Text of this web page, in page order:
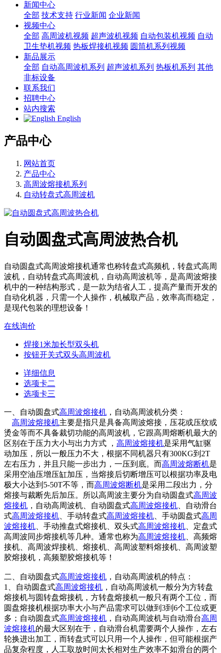
新闻中心
全部 技术支持 行业新闻 企业新闻
视频中心
全部 高周波机视频 超声波机视频 自动包装机视频 自动
卫生垫机视频 热板焊接机视频 圆筒机系列视频
新品展示
全部 自动高周波机系列 超声波机系列 热板机系列 其他
非标设备
联系我们
招聘中心
站内搜索
English
产品中心
网站首页
产品中心
高周波熔接机系列
自动转盘式高周波机
自动圆盘式高周波热合机
自动圆盘式高周波熔接机通常也称转盘式高频机，转盘式高周
波机，自动转盘式高周波机，自动高周波机等，是高周波熔接
机中的一种结构形式，是一款为结省人工，提高产量而开发的
自动化机器，只需一个人操作，机械取产品，效率高而稳定，
是现代包装的理想设备！
在线询价
焊接1米加长型双头机
按钮开关式双头高周波机
详细信息
选项卡二
选项卡三
一、自动圆盘式高周波熔接机 ，自动高周波机分类：
高周波熔接机主要是指只是具备高周波熔接，压花或压纹或
烫金等而不具备裁切功能的高周波机，它跟高周熔断机最大的
区别在于压力大小与出力方式 ， 高周波熔接机是采用气缸驱
动加压，所以一般压力不大，根据不同机器只有300KG到2T
左右压力，并且只能一步出力，一压到底。而高周波熔断机是
采用空油压增压缸加压，当熔接后切断增压可以根据功率及电
极大小达到5-50T不等，而高周波熔断机是采用二段出力，分
熔接与裁断先后加压。所以高周波主要分为自动圆盘式高周波
熔接机 ，自动高周波机、自动圆盘式高周波熔接机 、自动滑台
式高周波熔接机 、手动转盘式高周波熔接机 、手动圆盘式高周
波熔接机 、手动推盘式熔接机、双头式高周波熔接机 、定盘式
高周波同步熔接机等几种。通常也称为高周波熔接机 、高频熔
接机、高周波焊接机、熔接机、高周波塑料熔接机、高周波塑
胶熔接机，高频塑胶熔接机等！
二、自动圆盘式高周波熔接机 ，自动高周波机的特点：
1、自动圆盘式高周波熔接机 ，自动高周波机一般分为方转盘
熔接机与圆转盘熔接机，方转盘熔接机一般只有两个工位，而
圆盘熔接机根据功率大小与产品需求可以做到3到6个工位或更
多；自动圆盘式高周波熔接机 ，自动高周波机与自动滑台高周
波熔接机的最大区别在于，自动滑台机需要两个人操作，左右
轮换进出加工，而转盘式可以只用一个人操作，但可能根据产
品复杂程度，人工取放时间太长相对生产效率不如滑台的两个